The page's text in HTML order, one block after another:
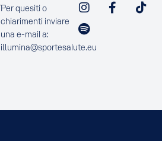
Per quesiti o
chiarimenti inviare
una e-mail a:
illumina@sportesalute.eu